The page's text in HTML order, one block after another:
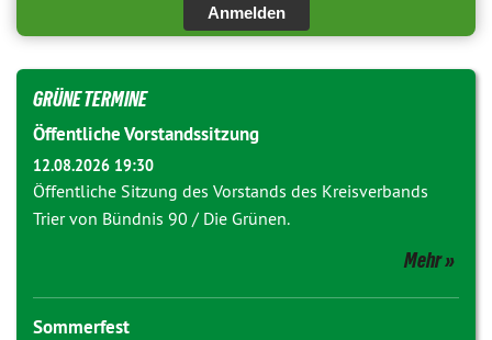
Anmelden
GRÜNE TERMINE
Öffentliche Vorstandssitzung
12.08.2026 19:30
Öffentliche Sitzung des Vorstands des Kreisverbands
Trier von Bündnis 90 / Die Grünen.
Mehr
Sommerfest